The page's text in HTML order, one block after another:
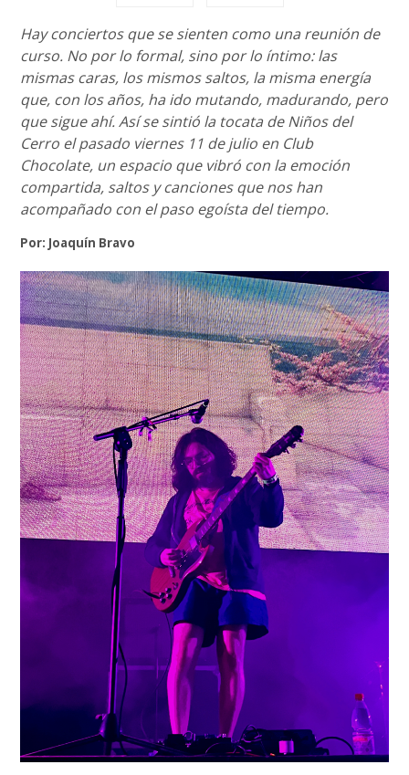
Hay conciertos que se sienten como una reunión de
curso. No por lo formal, sino por lo íntimo: las
mismas caras, los mismos saltos, la misma energía
que, con los años, ha ido mutando, madurando, pero
que sigue ahí. Así se sintió la tocata de Niños del
Cerro el pasado viernes 11 de julio en Club
Chocolate, un espacio que vibró con la emoción
compartida, saltos y canciones que nos han
acompañado con el paso egoísta del tiempo.
Por: Joaquín Bravo